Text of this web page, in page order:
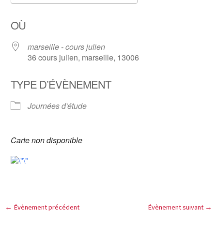
OÙ
marseille - cours julien
36 cours julien, marseille, 13006
TYPE D’ÉVÈNEMENT
Journées d'étude
Carte non disponible
← Évènement précédent Évènement suivant →